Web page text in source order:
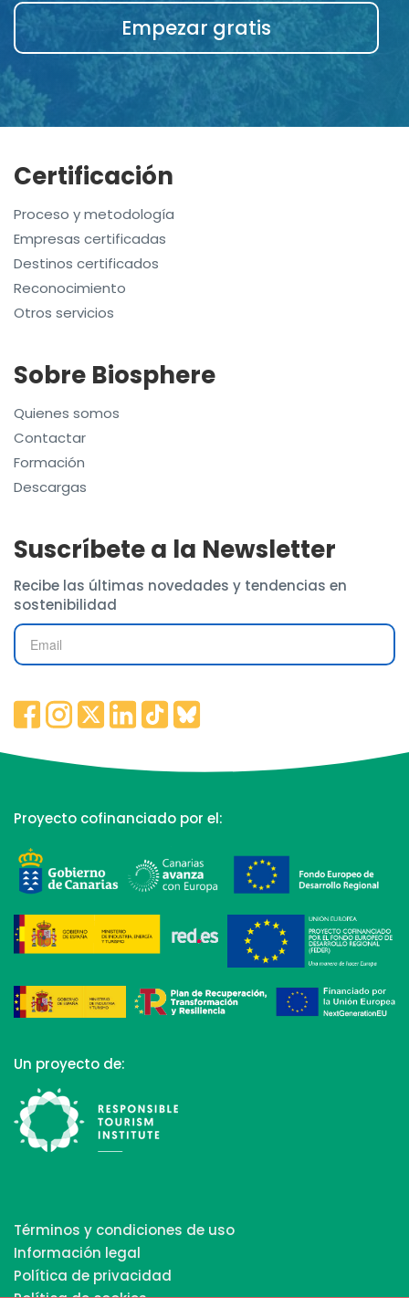
Empezar gratis
Certificación
Proceso y metodología
Empresas certificadas
Destinos certificados
Reconocimiento
Otros servicios
Sobre Biosphere
Quienes somos
Contactar
Formación
Descargas
Suscríbete a la Newsletter
Recibe las últimas novedades y tendencias en
sostenibilidad
Proyecto cofinanciado por el:
Un proyecto de:
Términos y condiciones de uso
Información legal
Política de privacidad